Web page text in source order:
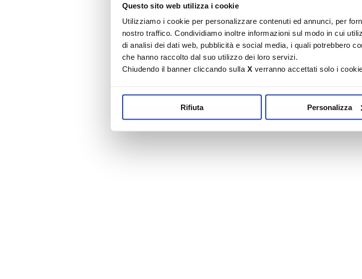
Questo sito web utilizza i cookie
Utilizziamo i cookie per personalizzare contenuti ed annunci, per
nostro traffico. Condividiamo inoltre informazioni sul modo in cui
di analisi dei dati web, pubblicità e social media, i quali potrebbero
che hanno raccolto dal suo utilizzo dei loro servizi.
Chiudendo il banner cliccando sulla X verranno accettati solo i
Rifiuta Personalizza